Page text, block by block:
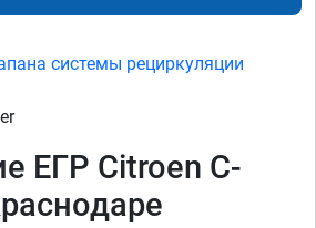
системы рециркуляции
ЕГР Citroen C-